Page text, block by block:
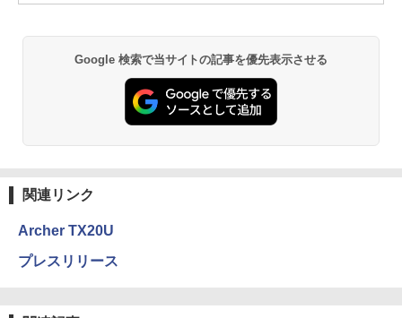
Google 検索で当サイトの記事を優先表示させる
関連リンク
Archer TX20U
プレスリリース